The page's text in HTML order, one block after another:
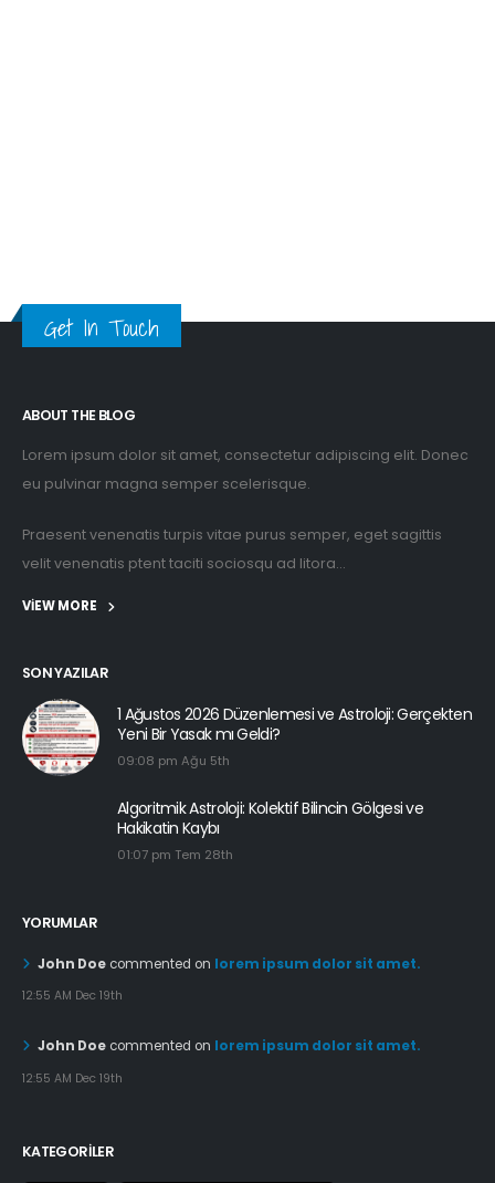
Get In Touch
ABOUT THE BLOG
Lorem ipsum dolor sit amet, consectetur adipiscing elit. Donec
eu pulvinar magna semper scelerisque.
Praesent venenatis turpis vitae purus semper, eget sagittis
velit venenatis ptent taciti sociosqu ad litora...
VIEW MORE
SON YAZILAR
1 Ağustos 2026 Düzenlemesi ve Astroloji: Gerçekten
Yeni Bir Yasak mı Geldi?
09:08 pm Ağu 5th
Algoritmik Astroloji: Kolektif Bilincin Gölgesi ve
Hakikatin Kaybı
01:07 pm Tem 28th
YORUMLAR
John Doe commented on lorem ipsum dolor sit amet.
12:55 AM Dec 19th
John Doe commented on lorem ipsum dolor sit amet.
12:55 AM Dec 19th
KATEGORILER